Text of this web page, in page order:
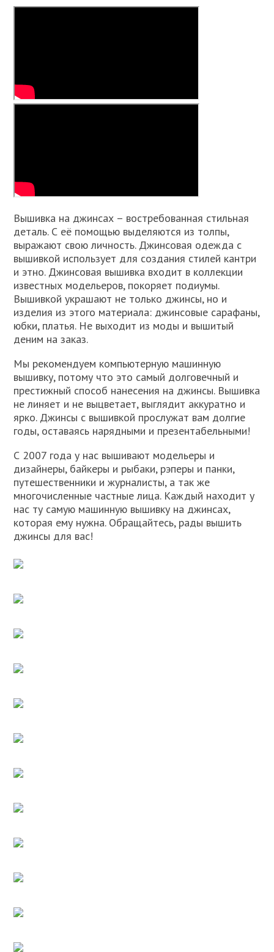
Вышивка на джинсах – востребованная стильная
деталь. С её помощью выделяются из толпы,
выражают свою личность. Джинсовая одежда с
вышивкой использует для создания стилей кантри
и этно. Джинсовая вышивка входит в коллекции
известных модельеров, покоряет подиумы.
Вышивкой украшают не только джинсы, но и
изделия из этого материала: джинсовые сарафаны,
юбки, платья. Не выходит из моды и вышитый
деним на заказ.
Мы рекомендуем компьютерную машинную
вышивку, потому что это самый долговечный и
престижный способ нанесения на джинсы. Вышивка
не линяет и не выцветает, выглядит аккуратно и
ярко. Джинсы с вышивкой прослужат вам долгие
годы, оставаясь нарядными и презентабельными!
С 2007 года у нас вышивают модельеры и
дизайнеры, байкеры и рыбаки, рэперы и панки,
путешественники и журналисты, а так же
многочисленные частные лица. Каждый находит у
нас ту самую машинную вышивку на джинсах,
которая ему нужна. Обращайтесь, рады вышить
джинсы для вас!